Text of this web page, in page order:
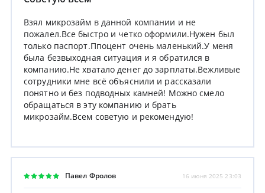
Взял микрозайм в данной компании и не
пожалел.Все быстро и четко оформили.Нужен был
только паспорт.Ппоцент очень маленький.У меня
была безвыходная ситуация и я обратился в
компанию.Не хватало денег до зарплаты.Вежливые
сотрудники мне всё объяснили и рассказали
понятно и без подводных камней! Можно смело
обращаться в эту компанию и брать
микрозайм.Всем советую и рекомендую!
Павел Фролов 16 июня 2025 23:03